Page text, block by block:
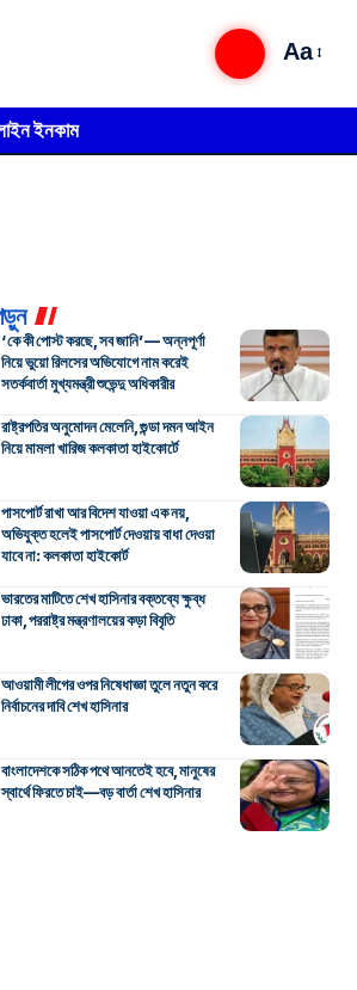
Aa
ইনকাম
‘কে কী পোস্ট করছে, সব জানি’— অন্নপূর্ণা
নিয়ে ভুয়ো রিলসের অভিযোগে নাম করেই
সতর্কবার্তা মুখ্যমন্ত্রী শুভেন্দু অধিকারীর
রাষ্ট্রপতির অনুমোদন মেলেনি, গুন্ডা দমন আইন
নিয়ে মামলা খারিজ কলকাতা হাইকোর্টে
পাসপোর্ট রাখা আর বিদেশ যাওয়া এক নয়,
অভিযুক্ত হলেই পাসপোর্ট দেওয়ায় বাধা দেওয়া
যাবে না: কলকাতা হাইকোর্ট
ভারতের মাটিতে শেখ হাসিনার বক্তব্যে ক্ষুব্ধ
ঢাকা, পররাষ্ট্র মন্ত্রণালয়ের কড়া বিবৃতি
আওয়ামী লীগের ওপর নিষেধাজ্ঞা তুলে নতুন করে
নির্বাচনের দাবি শেখ হাসিনার
বাংলাদেশকে সঠিক পথে আনতেই হবে, মানুষের
স্বার্থে ফিরতে চাই—বড় বার্তা শেখ হাসিনার